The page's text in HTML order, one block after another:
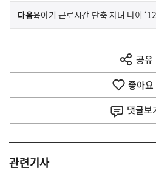
이
전
다
음
다음기
육아기 근로시간 단축 자녀 나이
공유
열
기
좋아요
댓글보
관련기사